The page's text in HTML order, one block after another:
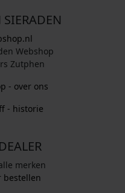
Webshop
Zutphen
- over ons
- historie
merken
bestellen